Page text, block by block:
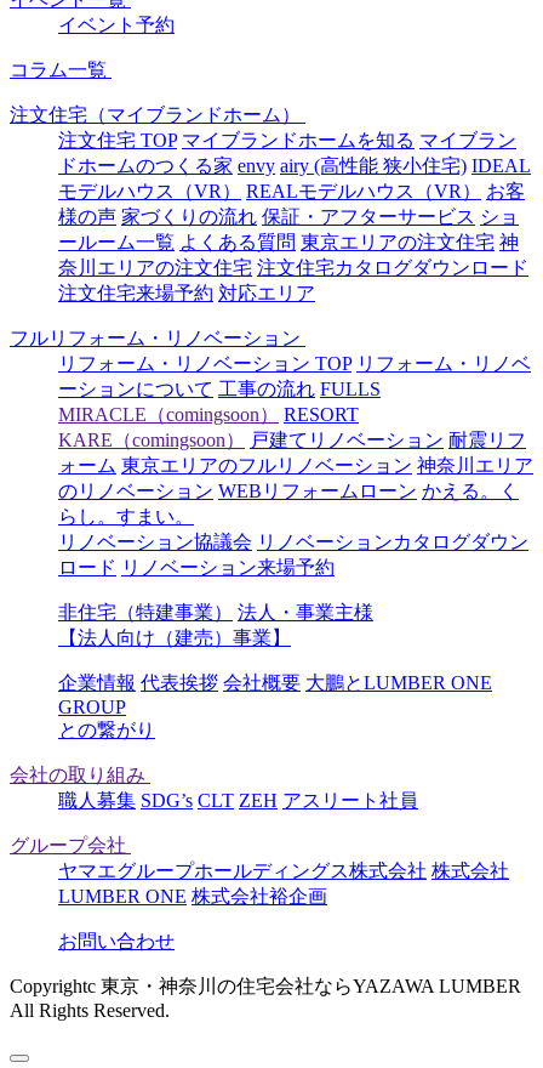
イベント予約
コラム一覧
注文住宅（マイブランドホーム）
注文住宅 TOP マイブランドホームを知る マイブラン
ドホームのつくる家 envy airy (高性能 狭小住宅) IDEAL
モデルハウス（VR）
REALモデルハウス（VR）
お客
様の声 家づくりの流れ 保証・アフターサービス ショ
ールーム一覧 よくある質問 東京エリアの注文住宅 神
奈川エリアの注文住宅 注文住宅カタログダウンロード
注文住宅来場予約 対応エリア
フルリフォーム・リノベーション
リフォーム・リノベーション TOP リフォーム・リノベ
ーションについて 工事の流れ FULLS
MIRACLE（comingsoon）
RESORT
KARE（comingsoon）
戸建てリノベーション 耐震リフ
ォーム 東京エリアのフルリノベーション 神奈川エリア
のリノベーション WEBリフォームローン かえる。く
らし。すまい。
リノベーション協議会 リノベーションカタログダウン
ロード リノベーション来場予約
非住宅（特建事業）
法人・事業主様
【法人向け（建売）事業】
企業情報 代表挨拶 会社概要 大鵬とLUMBER ONE
GROUP
との繋がり
会社の取り組み
職人募集 SDG’s CLT ZEH アスリート社員
グループ会社
ヤマエグループホールディングス株式会社 株式会社
LUMBER ONE 株式会社裕企画
お問い合わせ
Copyrightc 東京・神奈川の住宅会社ならYAZAWA LUMBER
All Rights Reserved.